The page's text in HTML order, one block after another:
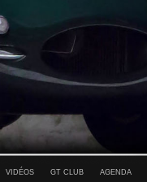
VIDÉOS GT CLUB AGENDA